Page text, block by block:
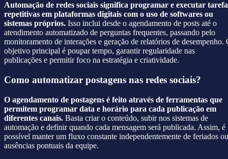
Automação de redes sociais significa programar e executar
repetitivas em plataformas digitais com o uso de softwares ou
sistemas próprios. Isso inclui desde o agendamento de posts até o
atendimento automatizado de perguntas frequentes, passando pelo
monitoramento de interações e geração de relatórios de desempenho.
objetivo principal é poupar tempo, garantir regularidade nas
publicações e permitir foco na estratégia e criatividade.
Como automatizar postagens nas redes sociais?
O agendamento de postagens é feito através de ferramentas que
permitem programar data e horário para cada publicação em
diferentes canais. Basta criar o conteúdo, subir nos sistemas de
automação e definir quando cada mensagem será publicada. Assim, é
possível manter um fluxo constante independentemente de feriados ou
ausências pontuais da equipe.